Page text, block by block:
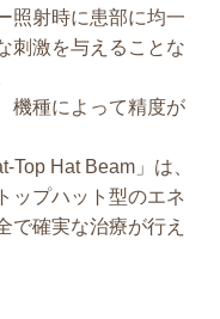
照射時に患部に均一
刺激を与えることな
機種によって精度が
Hat Beam」は、
ップハット型のエネ
で確実な治療が行え